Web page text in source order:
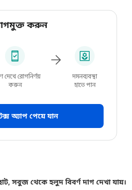
করুন
দেখে রোগনির্ণয়
করুন
দমনব্যবস্থা
হাতে পান
অ্যাপ পেয়ে যান
সবুজ থেকে হলুদ বিবর্ণ দাগ দেখা যায়।